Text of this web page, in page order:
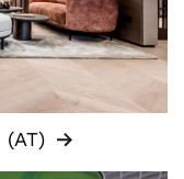
(AT)